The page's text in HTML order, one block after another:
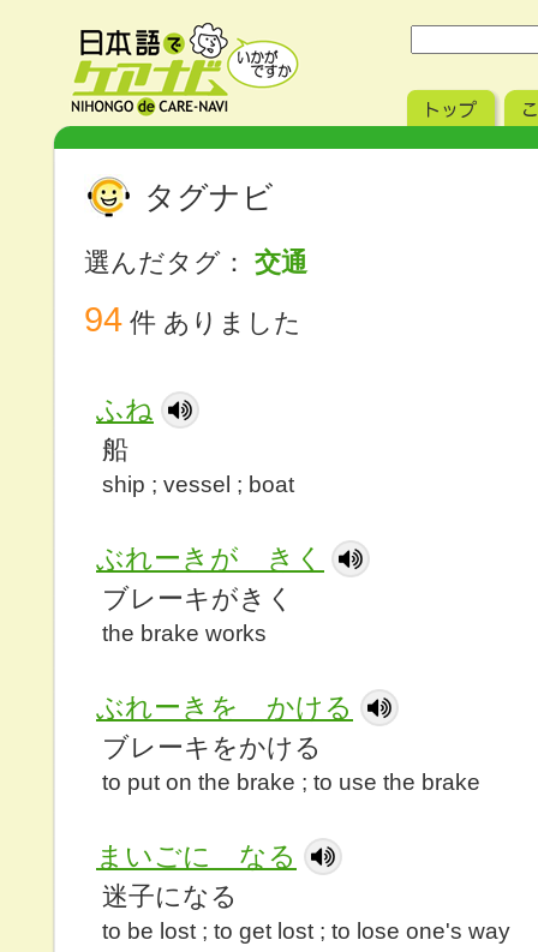
タグナビ
選んだタグ： 交通
94 件 ありました
ふね
船
ship ; vessel ; boat
ぶれーきが きく
ブレーキがきく
the brake works
ぶれーきを かける
ブレーキをかける
to put on the brake ; to use the brake
まいごに なる
迷子になる
to be lost ; to get lost ; to lose one's way